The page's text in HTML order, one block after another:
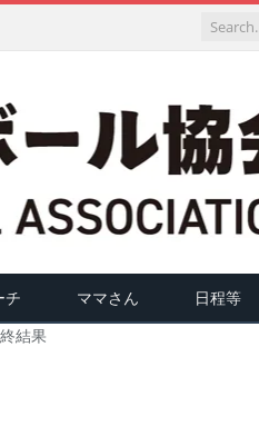
チ ママさん 日程等
結果